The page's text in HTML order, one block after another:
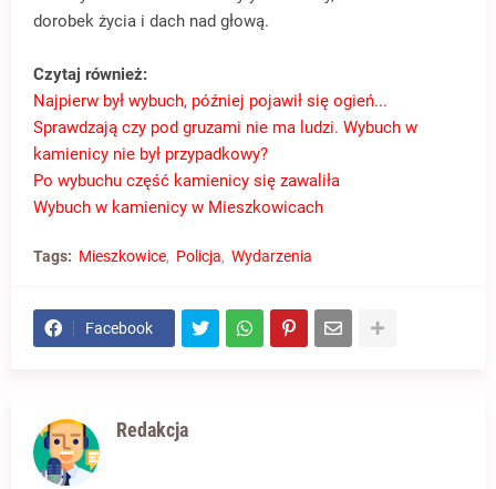
dorobek życia i dach nad głową.
Czytaj również:
Najpierw był wybuch, później pojawił się ogień...
Sprawdzają czy pod gruzami nie ma ludzi. Wybuch w
kamienicy nie był przypadkowy?
Po wybuchu część kamienicy się zawaliła
Wybuch w kamienicy w Mieszkowicach
Tags: Mieszkowice Policja Wydarzenia
Facebook
Redakcja